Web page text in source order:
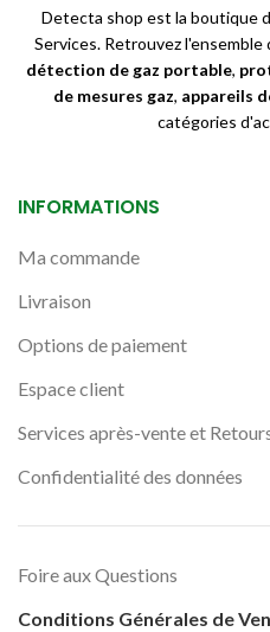
Detecta shop est la boutique
Services. Retrouvez
détection de gaz portable,
de mesures gaz, appareils
catégories
INFORMATIONS
Ma commande
Livraison
Options de paiement
Espace client
Services après-vente et
Confidentialité des données
Foire aux Questions
Conditions Générales de